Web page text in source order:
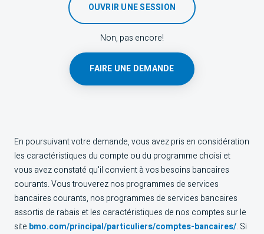
OUVRIR UNE SESSION
Non, pas encore!
FAIRE UNE DEMANDE
En poursuivant votre demande, vous avez pris en considération
les caractéristiques du compte ou du programme choisi et
vous avez constaté qu'il convient à vos besoins bancaires
courants. Vous trouverez nos programmes de services
bancaires courants, nos programmes de services bancaires
assortis de rabais et les caractéristiques de nos comptes sur le
site bmo.com/principal/particuliers/comptes-bancaires/. Si